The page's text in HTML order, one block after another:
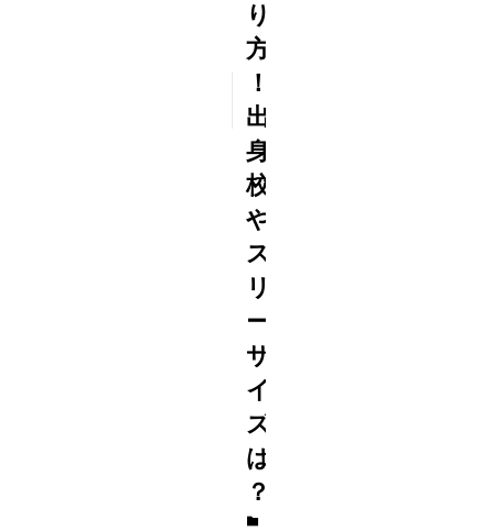
り
方
！
出
身
校
や
ス
リ
ー
サ
イ
ズ
は
？